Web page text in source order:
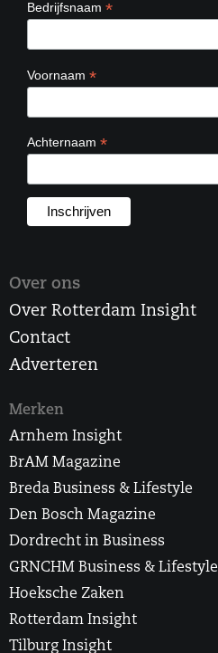
Bedrijfsnaam *
Voornaam *
Achternaam *
Over ons
Over Rotterdam Insight
Contact
Adverteren
Merken
Arnhem Insight
BrAM Magazine
Breda Business & Lifestyle
Den Bosch Magazine
Dordrecht in Business
GRNCHM Business & Lifestyle
Hoeksche Zaken
Rotterdam Insight
Tilburg Insight